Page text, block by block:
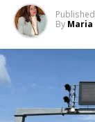
Published
By